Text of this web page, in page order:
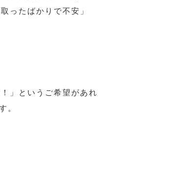
ったばかりで不安」
」というご希望があれ
。